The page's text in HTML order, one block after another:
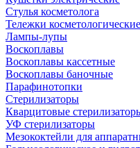
Стулья косметолога
Тележки косметологические
Лампы-лупы
Воскоплавы
Воскоплавы кассетные
Воскоплавы баночные
Парафинотопки
Стерилизаторы
Кварцитовые
УФ стерилизаторы
Мезококтейли для